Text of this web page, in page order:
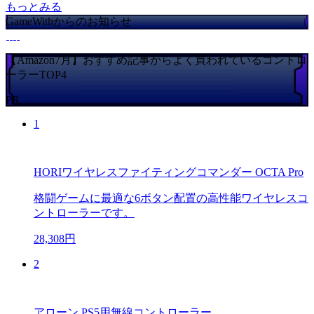
もっとみる
GameWithからのお知らせ
【Amazon7月】おすすめ記事からよく買われているコントロ
ーラーTOP4
PR
1
HORIワイヤレスファイティングコマンダー OCTA Pro
格闘ゲームに最適な6ボタン配置の高性能ワイヤレスコ
ントローラーです。
28,308円
2